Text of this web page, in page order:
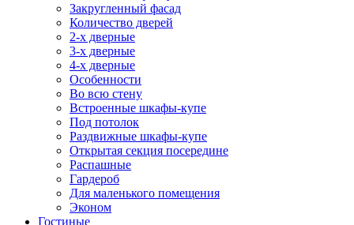
Закругленный фасад
Количество дверей
2-х дверные
3-х дверные
4-х дверные
Особенности
Во всю стену
Встроенные шкафы-купе
Под потолок
Раздвижные шкафы-купе
Открытая секция посередине
Распашные
Гардероб
Для маленького помещения
Эконом
Гостиные